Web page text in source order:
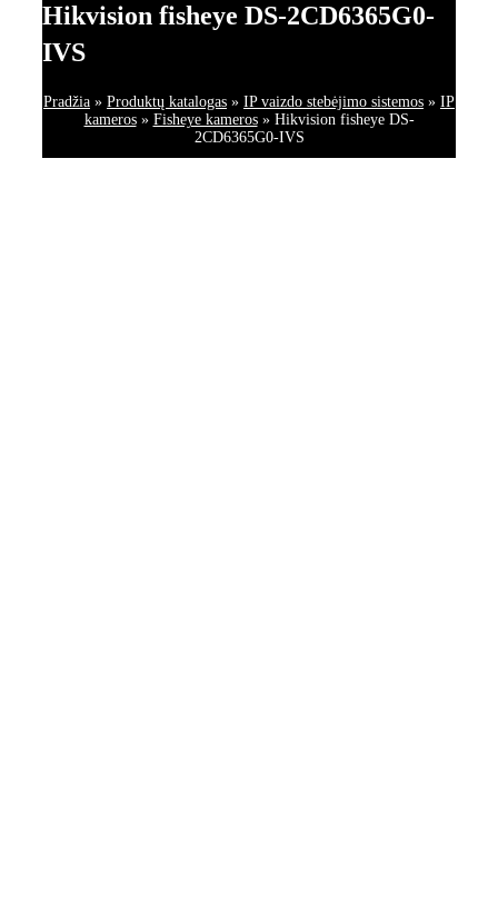
Hikvision fisheye DS-2CD6365G0-
IVS
Pradžia » Produktų katalogas » IP vaizdo stebėjimo sistemos » IP
kameros» Fisheye kameros» Hikvision fisheye DS-
2CD6365G0-IVS